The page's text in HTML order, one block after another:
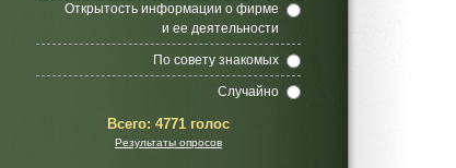
Открытость информации о фирме
и ее деятельности
По совету знакомых
Случайно
Всего: 4771 голос
Результаты опросов